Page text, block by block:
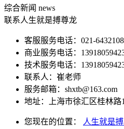
综合新闻 news
联系人生就是搏尊龙
客服服务电话：021-
商业服务电话：
技术服务电话：
联系人：崔老师
服务邮箱： shxtb@163.com
地址：上海市徐汇区桂林路
您现在的位置： 人生就是